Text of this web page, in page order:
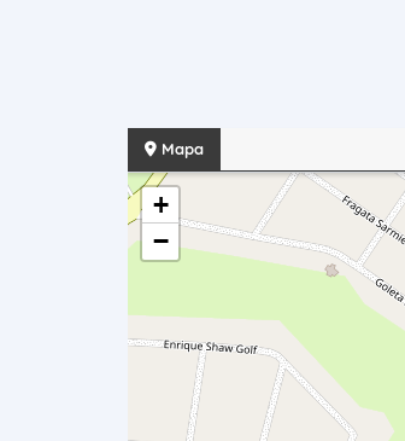
Mapa
+
−